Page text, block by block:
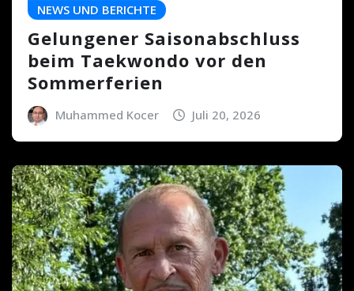
NEWS UND BERICHTE
Gelungener Saisonabschluss
beim Taekwondo vor den
Sommerferien
Muhammed Kocer Juli 20, 2026